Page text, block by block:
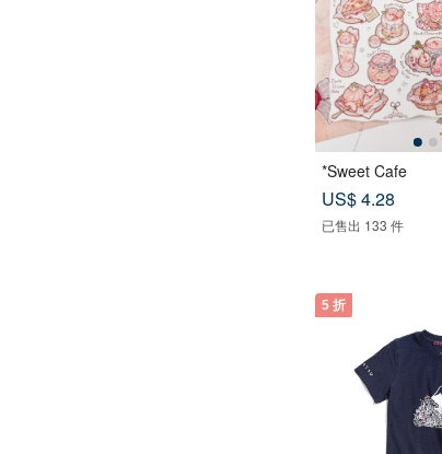
*Sweet Cafe
US$ 4.28
已售出 133 件
5 折